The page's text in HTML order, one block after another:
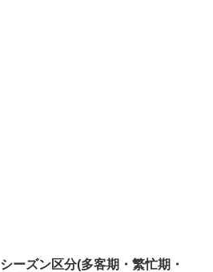
シーズン区分(多客期・繁忙期・